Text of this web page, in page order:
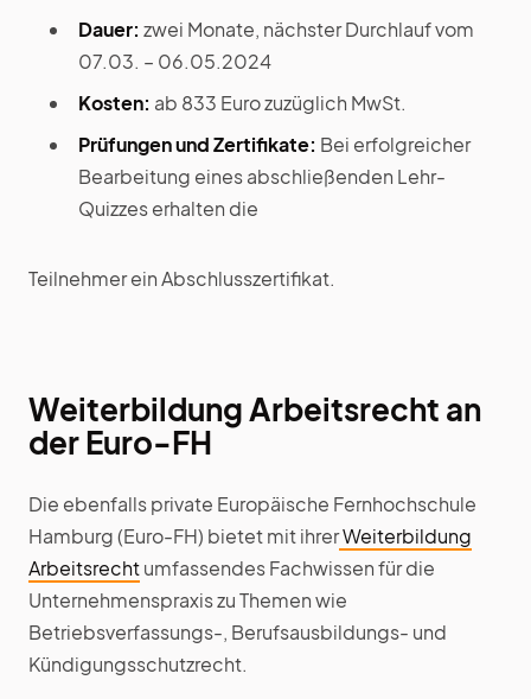
Dauer: zwei Monate, nächster Durchlauf vom
07.03. – 06.05.2024
Kosten: ab 833 Euro zuzüglich MwSt.
Prüfungen und Zertifikate: Bei erfolgreicher
Bearbeitung eines abschließenden Lehr-
Quizzes erhalten die
Teilnehmer ein Abschlusszertifikat.
Weiterbildung Arbeitsrecht an
der Euro-FH
Die ebenfalls private Europäische Fernhochschule
Hamburg (Euro-FH) bietet mit ihrerWeiterbildung
Arbeitsrechtumfassendes Fachwissen für die
Unternehmenspraxis zu Themen wie
Betriebsverfassungs-, Berufsausbildungs- und
Kündigungsschutzrecht.